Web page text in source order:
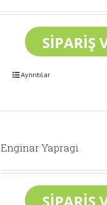
Ayrıntılar
Enginar Yapragi